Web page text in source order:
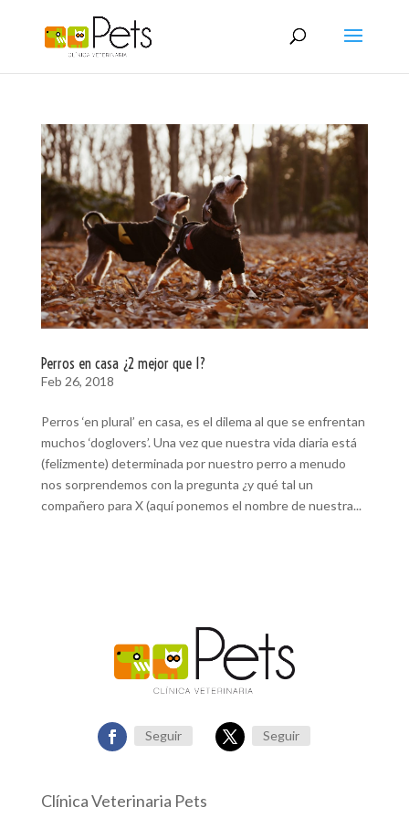
Perros en casa ¿2 mejor que 1?
Feb 26, 2018
Perros ‘en plural’ en casa, es el dilema al que se enfrentan
muchos ‘doglovers’. Una vez que nuestra vida diaria está
(felizmente) determinada por nuestro perro a menudo
nos sorprendemos con la pregunta ¿y qué tal un
compañero para X (aquí ponemos el nombre de nuestra...
Seguir Seguir
Clínica Veterinaria Pets